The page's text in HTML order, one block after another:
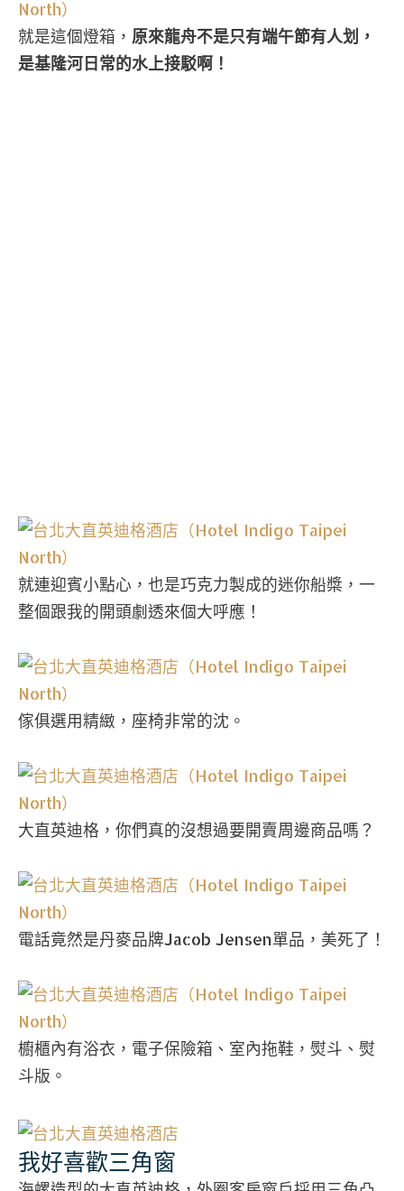
就是這個燈箱， 原來龍舟不是只有端午節有人划，
是基隆河日常的水上接駁啊！
就連迎賓小點心，也是巧克力製成的迷你船槳，一
整個跟我的開頭劇透來個大呼應！
傢俱選用精緻，座椅非常的沈。
大直英迪格，你們真的沒想過要開賣周邊商品嗎？
電話竟然是丹麥品牌Jacob Jensen單品，美死了！
櫥櫃內有浴衣，電子保險箱、室內拖鞋，熨斗、熨
斗版。
我好喜歡三角窗